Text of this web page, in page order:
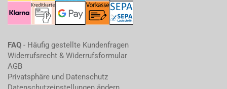
FAQ - Häufig gestellte Kundenfragen
Widerrufsrecht & Widerrufsformular
AGB
Privatsphäre und Datenschutz